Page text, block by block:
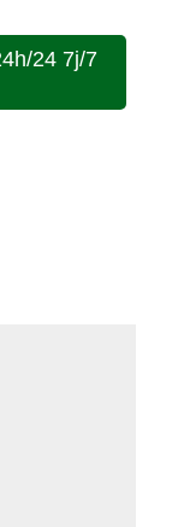
24 7j/7